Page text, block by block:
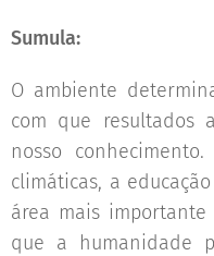
Sumula:
O ambiente
com que resultados
nosso
climáticas, a
área mais
que a humanidade